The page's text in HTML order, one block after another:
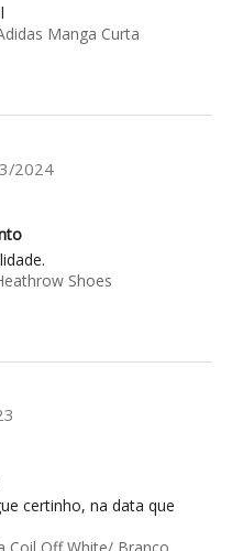
Manga Curta
2024
Shoes
certinho, na data que